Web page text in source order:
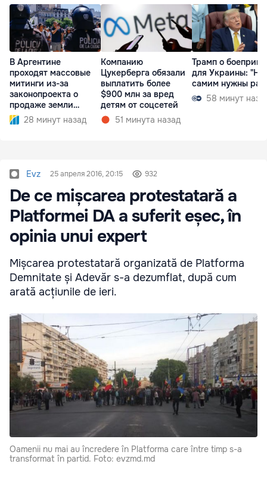
В Аргентине
проходят массовые
митинги из-за
законопроекта о
продаже земли
иностранцам
28 минут назад
Компанию
Цукерберга обязали
выплатить более
$900 млн за вред
детям от соцсетей
51 минута назад
Трамп о
для Украины:
самим нужны
58 минут
Evz 25 апреля 2016, 20:15 932
De ce mișcarea protestatară a
Platformei DA a suferit eșec, în
opinia unui expert
Mișcarea protestatară organizată de Platforma
Demnitate și Adevăr s-a dezumflat, după cum
arată acțiunile de ieri.
Oamenii nu mai au încredere în Platforma care între timp s-a
transformat în partid. Foto: evzmd.md